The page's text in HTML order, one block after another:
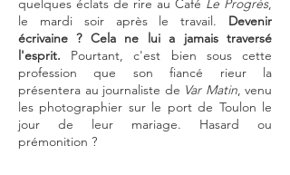
quelques éclats de rire au Café Le Progrès,
le mardi soir après le travail. Devenir
écrivaine ? Cela ne lui a jamais traversé
l'esprit. Pourtant, c'est bien sous cette
profession que son fiancé rieur la
présentera au journaliste de Var Matin, venu
les photographier sur le port de Toulon le
jour de leur mariage. Hasard ou
prémonition ?